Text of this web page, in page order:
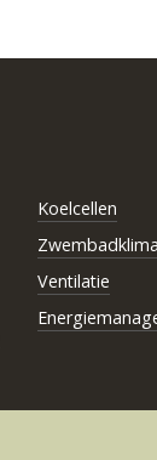
Koelcellen
Ventilatie